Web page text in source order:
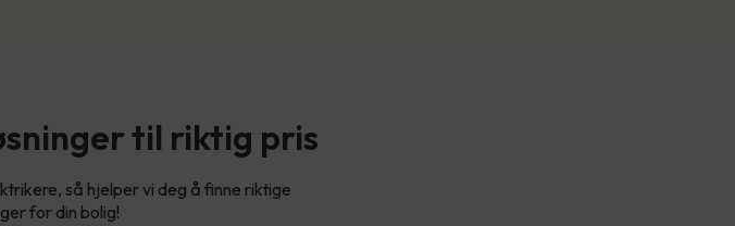
til riktig pris
så hjelper vi deg å finne riktige
for din bolig!